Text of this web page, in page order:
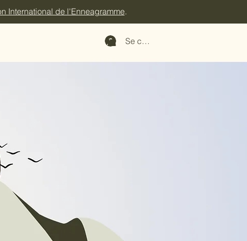
International de l'Enneagramme.
Se connecter